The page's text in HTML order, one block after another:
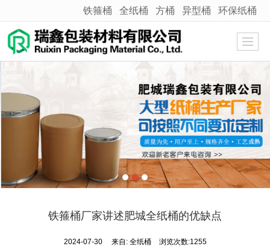
很遗憾，因您的浏览器版本过低导致无法获得最佳浏览体验，推荐下载安装谷歌浏览器！
铁箍桶 全纸桶 方桶 异型桶 环保纸桶
铁箍桶厂家讲述肥城全纸桶的优缺点
2024-07-30 来自: 全纸桶 浏览次数:1255